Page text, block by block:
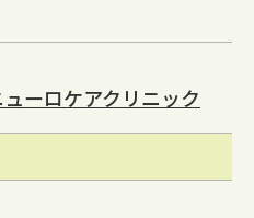
ーロケアクリニック